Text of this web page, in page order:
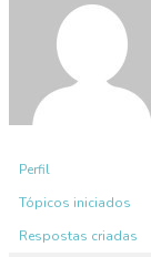
Perfil
Tópicos iniciados
Respostas criadas